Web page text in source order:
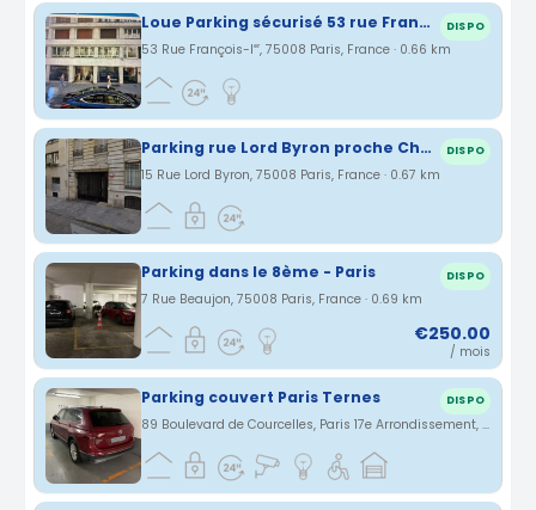
Loue Parking sécurisé 53 rue François 1er, 75008 Paris DISPO
53 Rue François-Iᵉʳ, 75008 Paris, France · 0.66 km
Parking rue Lord Byron proche Champs-Elysée DISPO
15 Rue Lord Byron, 75008 Paris, France · 0.67 km
Parking dans le 8ème - Paris DISPO
7 Rue Beaujon, 75008 Paris, France · 0.69 km
€250.00
/ mois
Parking couvert Paris Ternes DISPO
89 Boulevard de Courcelles, Paris 17e Arrondissement, Île-de-France, France · 0.73 km